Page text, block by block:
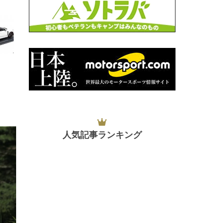
人気記事ランキング